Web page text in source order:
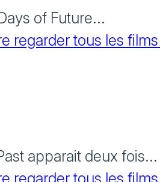
of Future...
regarder tous les
apparait deux fois...